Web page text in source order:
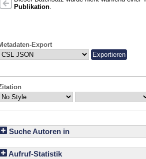
Publikation
Export
Suche Autoren in
Aufruf-Statistik